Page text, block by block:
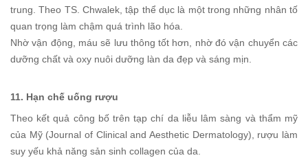
trung. Theo TS. Chwalek, tập thể dục là một trong những nhân tố
quan trọng làm chậm quá trình lão hóa.
Nhờ vận động, máu sẽ lưu thông tốt hơn, nhờ đó vận chuyển các
dưỡng chất và oxy nuôi dưỡng làn da đẹp và sáng mịn.
11. Hạn chế uống rượu
Theo kết quả công bố trên tạp chí da liễu lâm sàng và thẩm mỹ
của Mỹ (Journal of Clinical and Aesthetic Dermatology), rượu làm
suy yếu khả năng sản sinh collagen của da.